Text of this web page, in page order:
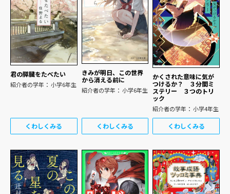
君の膵臓をたべたい
紹介者の学年： 小学6年生
くわしくみる
きみが明日、この世界
から消える前に
紹介者の学年： 小学6年生
くわしくみる
かくされた意味に気が
つけるか？ ３分間ミ
ステリー ３つのトリ
ック
紹介者の学年： 小学4年生
くわしくみる